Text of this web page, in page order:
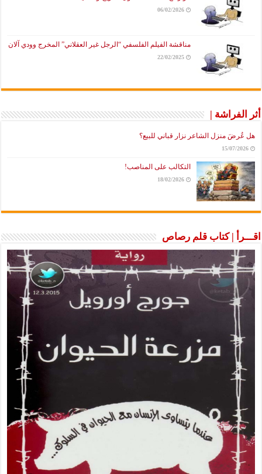
06/02/2026
مناقشة الفيلم الفلسفي “الرجل غير العقلاني” المخرج وودي آلان
22/02/2025
أثر الفراشة |
هل عُرضَ منزل الشاعر نزار قباني للبيع؟
15/07/2026
التكالب على المناصب!
18/02/2026
اقـــرأ | كتاب قلم رصاص